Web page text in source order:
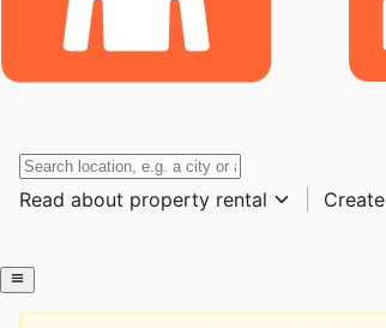
Read about property rental Create